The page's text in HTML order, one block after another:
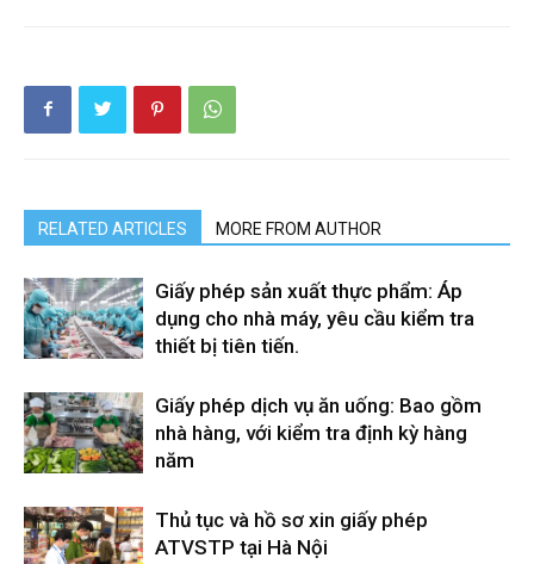
RELATED ARTICLES MORE FROM AUTHOR
Giấy phép sản xuất thực phẩm: Áp
dụng cho nhà máy, yêu cầu kiểm tra
thiết bị tiên tiến.
Giấy phép dịch vụ ăn uống: Bao gồm
nhà hàng, với kiểm tra định kỳ hàng
năm
Thủ tục và hồ sơ xin giấy phép
ATVSTP tại Hà Nội